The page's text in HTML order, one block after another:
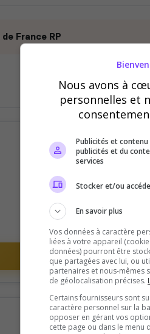
France RP
Nous avons à
personnelles et
Publicités et
publicités et du
services
Stocker et/ou
En savoir plus
Vos données à caractère
liées à votre appareil
données) pourront être
que partagées avec lui, ou
partenaires et nous-mêmes
de géolocalisation précises.
Certains fournisseurs sont
caractère personnel sur la
opposer en gérant vos
cette page ou dans le